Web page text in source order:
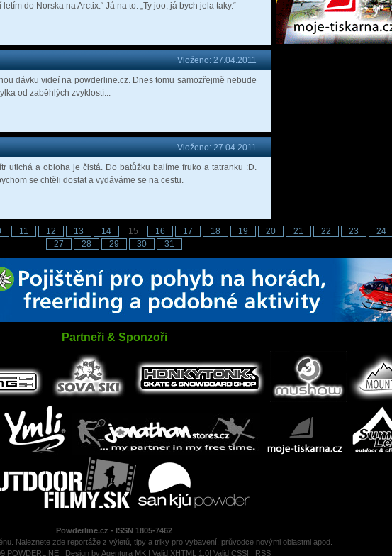
do Norska na Arctix.“ Já na to: „Ty joo, já bych jela taky.“
Vloženo: 27.04.2011
dávku videí na powderline.cz. Dnes tomu samozřejmě nebude
od zaběhlých zvyklostí...
Vloženo: 27.04.2011
utichá a obloha je čistá. Do batůžku balíme fruko a tatranku :D.
se chtěli dostat a vydáváme se na cestu.
11 12 13 14 15 16 17 18 19 20 21 22 23 24
27
28 29 30 31
Partneři & Sponzoři
Powderline.cz - ISSN 1805-7462
Naleznete zde reportáže z výletů, tipy a triky pro vybavení, průvodce novými oblastmi apod.
POWDERLINE | Design byAgentura MK | Valid XHTML 1.0! Valid CSS! | RSS